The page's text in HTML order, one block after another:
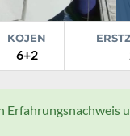
KOJEN
6+2